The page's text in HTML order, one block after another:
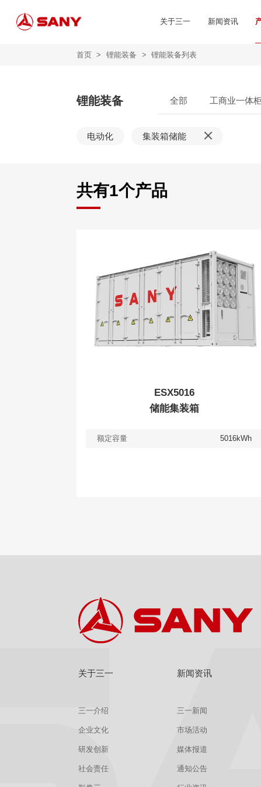
关于三一 新闻资讯
首页 > 锂能装备 > 锂能装备列表
锂能装备 全部 工商业一体
电动化 集装箱储能
共有1个产品
ESX5016
储能集装箱
额定容量 5016kWh
关于三一
三一介绍
企业文化
研发创新
社会责任
新闻资讯
三一新闻
市场活动
媒体报道
通知公告